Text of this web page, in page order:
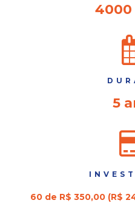
4000
5
60 de R$ 350,00 (R$